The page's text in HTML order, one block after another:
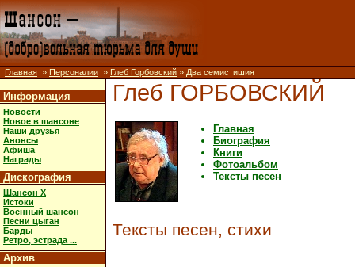
Главная » Персоналии » Глеб Горбовский » Два семистишия
Информация
Новости
Новое в шансоне
Наши друзья
Анонсы
Афиша
Награды
Дискография
Шансон X
Истоки
Военный шансон
Песни цыган
Барды
Ретро, эстрада ...
Архив
Глеб ГОРБОВСКИЙ
Главная
Биография
Книги
Фотоальбом
Тексты песен
Тексты песен, стихи